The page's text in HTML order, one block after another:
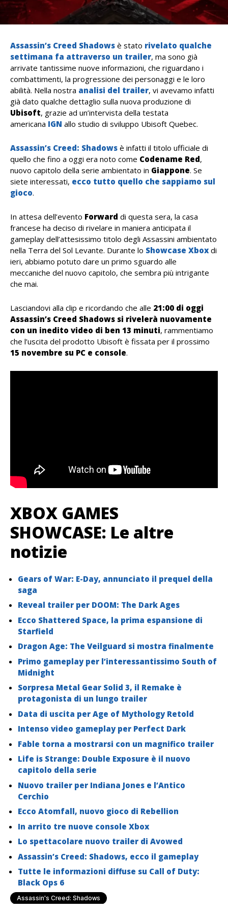
Assassin’s Creed Shadows è stato rivelato qualche
settimana fa attraverso un trailer, ma sono già
arrivate tantissime nuove informazioni, che riguardano i
combattimenti, la progressione dei personaggi e le loro
abilità. Nella nostra analisi del trailer, vi avevamo infatti
già dato qualche dettaglio sulla nuova produzione di
Ubisoft, grazie ad un’intervista della testata
americana IGN allo studio di sviluppo Ubisoft Quebec.
Assassin’s Creed: Shadows è infatti il titolo ufficiale di
quello che fino a oggi era noto come Codename Red,
nuovo capitolo della serie ambientato in Giappone. Se
siete interessati, ecco tutto quello che sappiamo sul
gioco.
In attesa dell’evento Forward di questa sera, la casa
francese ha deciso di rivelare in maniera anticipata il
gameplay dell’attesissimo titolo degli Assassini ambientato
nella Terra del Sol Levante. Durante lo Showcase Xboxdi
ieri, abbiamo potuto dare un primo sguardo alle
meccaniche del nuovo capitolo, che sembra più intrigante
che mai.
Lasciandovi alla clip e ricordando che alle 21:00 di oggi
Assassin’s Creed Shadows si rivelerà nuovamente
con un inedito video di ben 13 minuti, rammentiamo
che l’uscita del prodotto Ubisoft è fissata per il prossimo
15 novembre su PC e console.
XBOX GAMES
SHOWCASE: Le altre
notizie
Gears of War: E-Day, annunciato il prequel della
saga
Reveal trailer per DOOM: The Dark Ages
Ecco Shattered Space, la prima espansione di
Starfield
Dragon Age: The Veilguard si mostra finalmente
Primo gameplay per l’interessantissimo South of
Midnight
Sorpresa Metal Gear Solid 3, il Remake è
protagonista di un lungo trailer
Data di uscita per Age of Mythology Retold
Intenso video gameplay per Perfect Dark
Fable torna a mostrarsi con un magnifico trailer
Life is Strange: Double Exposure è il nuovo
capitolo della serie
Nuovo trailer per Indiana Jones e l’Antico
Cerchio
Ecco Atomfall, nuovo gioco di Rebellion
In arrito tre nuove console Xbox
Lo spettacolare nuovo trailer di Avowed
Assassin’s Creed: Shadows, ecco il gameplay
Tutte le informazioni diffuse su Call of Duty:
Black Ops 6
Assassin's Creed: Shadows